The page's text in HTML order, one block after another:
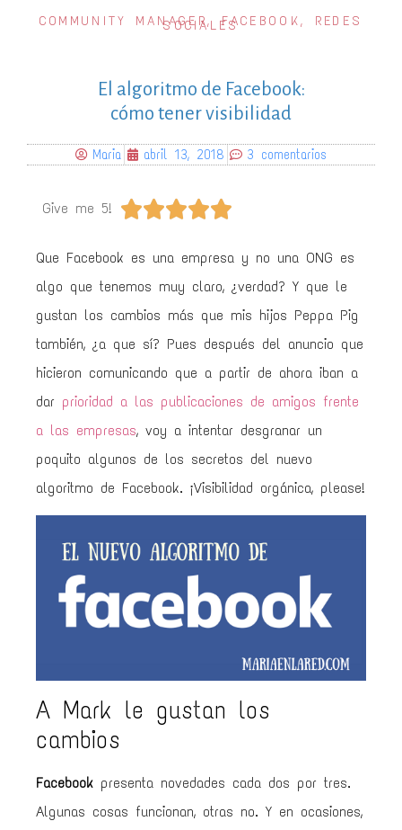
COMMUNITY MANAGER,FACEBOOK, REDES
SOCIALES
El algoritmo de Facebook:
cómo tener visibilidad
Maria abril 13, 2018 3 comentarios
Give me 5! 
Que Facebook es una empresa y no una ONG es
algo que tenemos muy claro, ¿verdad? Y que le
gustan los cambios más que mis hijos Peppa Pig
también, ¿a que sí? Pues después del anuncio que
hicieron comunicando que a partir de ahora iban a
dar prioridad a las publicaciones de amigos frente
a las empresas, voy a intentar desgranar un
poquito algunos de los secretos del nuevo
algoritmo de Facebook. ¡Visibilidad orgánica, please!
A Mark le gustan los
cambios
Facebook presenta novedades cada dos por tres.
Algunas cosas funcionan, otras no. Y en ocasiones,